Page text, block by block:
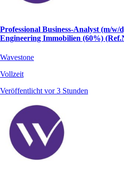
Professional Business-Analyst (m/w/
Engineering Immobilien (60%)
Wavestone
Vollzeit
Veröffentlicht vor 3 Stunden